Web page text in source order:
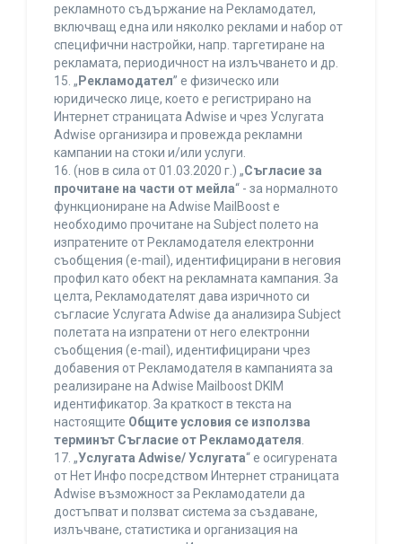
рекламното съдържание на Рекламодател,
включващ една или няколко реклами и набор от
специфични настройки, напр. таргетиране на
рекламата, периодичност на излъчването и др.
15. „ Рекламодател” е физическо или
юридическо лице, което е регистрирано на
Интернет страницата Adwise и чрез Услугата
Adwise организира и провежда рекламни
кампании на стоки и/или услуги.
16. (нов в сила от 01.03.2020 г.) „Съгласие за
прочитане на части от мейла“ - за нормалното
функциониране на Adwise MailBoost е
необходимо прочитане на Subject полето на
изпратените от Рекламодателя електронни
съобщения (e-mail), идентифицирани в неговия
профил като обект на рекламната кампания. За
целта, Рекламодателят дава изричното си
съгласие Услугата Adwise да анализира Subject
полетата на изпратени от него електронни
съобщения (e-mail), идентифицирани чрез
добавения от Рекламодателя в кампанията за
реализиране на Adwise Mailboost DKIM
идентификатор. За краткост в текста на
настоящите Общите условия се използва
терминът Съгласие от Рекламодателя.
17. „Услугата Adwise/ Услугата“ е осигурената
от Нет Инфо посредством Интернет страницата
Adwise възможност за Рекламодатели да
достъпват и ползват система за създаване,
излъчване, статистика и организация на